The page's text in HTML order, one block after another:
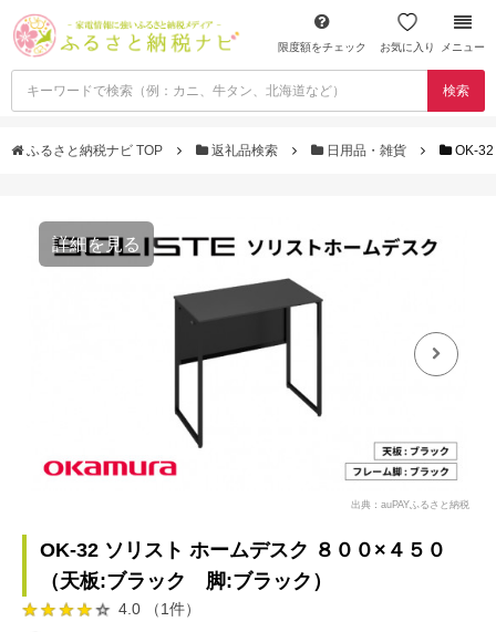
限度額をチェック お気に入り メニュー
検索
ふるさと納税ナビ TOP 返礼品検索 日用品・雑貨 OK-
詳細を見る
出典：auPAYふるさと納税
OK-32 ソリスト ホームデスク ８００×４５０
（天板:ブラック 脚:ブラック）
4.0 （1件）